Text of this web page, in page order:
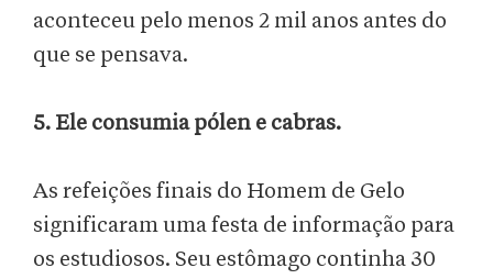
aconteceu pelo menos 2 mil anos antes do
que se pensava.
5. Ele consumia pólen e cabras.
As refeições finais do Homem de Gelo
significaram uma festa de informação para
os estudiosos. Seu estômago continha 30